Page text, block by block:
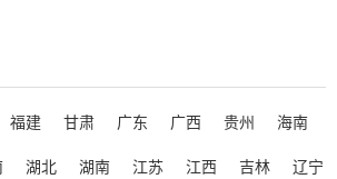
取暖方式的话，那么大多数情况下，很
能采暖系统的组成和分类
福建 甘肃 广东 广西 贵州
海南
湖北 湖南 江苏 江西 吉林
辽宁